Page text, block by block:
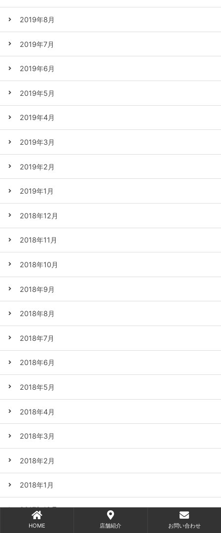
2019年8月
2019年7月
2019年6月
2019年5月
2019年4月
2019年3月
2019年2月
2019年1月
2018年12月
2018年11月
2018年10月
2018年9月
2018年8月
2018年7月
2018年6月
2018年5月
2018年4月
2018年3月
2018年2月
2018年1月
2017年12月
HOME 店舗紹介 お問い合わせ